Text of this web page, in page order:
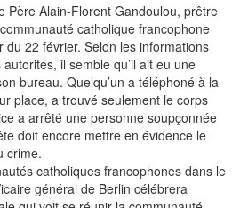
Père Alain-Florent Gandoulou, prêtre
catholique francophone
du 22 février. Selon les informations
il semble qu’il ait eu une
bureau. Quelqu’un a téléphoné à la
place, a trouvé seulement le corps
a arrêté une personne soupçonnée
doit encore mettre en évidence le
crime.
catholiques francophones dans le
général de Berlin célébrera